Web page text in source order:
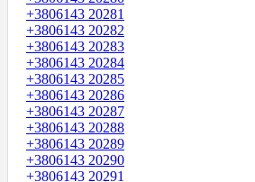
+3806143 20281
+3806143 20282
+3806143 20283
+3806143 20284
+3806143 20285
+3806143 20286
+3806143 20287
+3806143 20288
+3806143 20289
+3806143 20290
+3806143 20291